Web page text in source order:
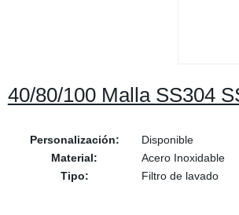
40/80/100 Malla SS304
Personalización:
Disponible
Material:
Acero Inoxidable
Tipo:
Filtro de lavado